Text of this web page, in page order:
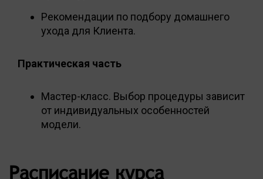
Рекомендации по подбору домашнего
ухода для Клиента.
Практическая часть
Мастер-класс. Выбор процедуры зависит
от индивидуальных особенностей
модели.
Расписание курса